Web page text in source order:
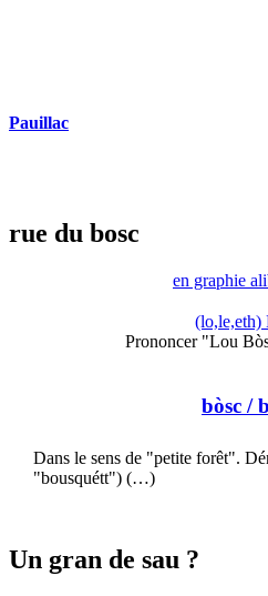
Pauillac
rue du bosc
en graphie
(lo,le,eth)
Prononcer "Lou
bòsc /
Dans le sens de "petite forêt".
"bousquétt") (…)
Un gran de sau ?